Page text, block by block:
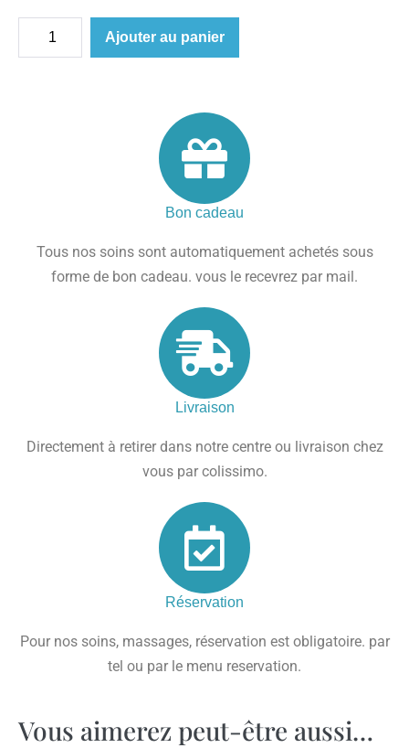
Ajouter au panier
Vous aimerez peut-être aussi…
Bon cadeau
Tous nos soins sont automatiquement achetés sous
forme de bon cadeau. vous le recevrez par mail.
Livraison
Directement à retirer dans notre centre ou livraison chez
vous par colissimo.
Réservation
Pour nos soins, massages, réservation est obligatoire. par
tel ou par le menu reservation.